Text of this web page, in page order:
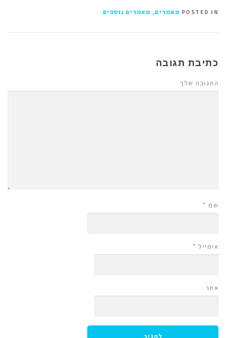
POSTED IN מאמרים , מאמרים נוספים
כתיבת תגובה
התגובה שלך
שם *
אימייל *
אתר